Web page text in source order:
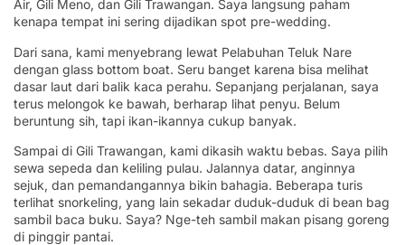
Air, Gili Meno, dan Gili Trawangan. Saya langsung paham
kenapa tempat ini sering dijadikan spot pre-wedding.
Dari sana, kami menyebrang lewat Pelabuhan Teluk Nare
dengan glass bottom boat. Seru banget karena bisa melihat
dasar laut dari balik kaca perahu. Sepanjang perjalanan, saya
terus melongok ke bawah, berharap lihat penyu. Belum
beruntung sih, tapi ikan-ikannya cukup banyak.
Sampai di Gili Trawangan, kami dikasih waktu bebas. Saya pilih
sewa sepeda dan keliling pulau. Jalannya datar, anginnya
sejuk, dan pemandangannya bikin bahagia. Beberapa turis
terlihat snorkeling, yang lain sekadar duduk-duduk di bean bag
sambil baca buku. Saya? Nge-teh sambil makan pisang goreng
di pinggir pantai.